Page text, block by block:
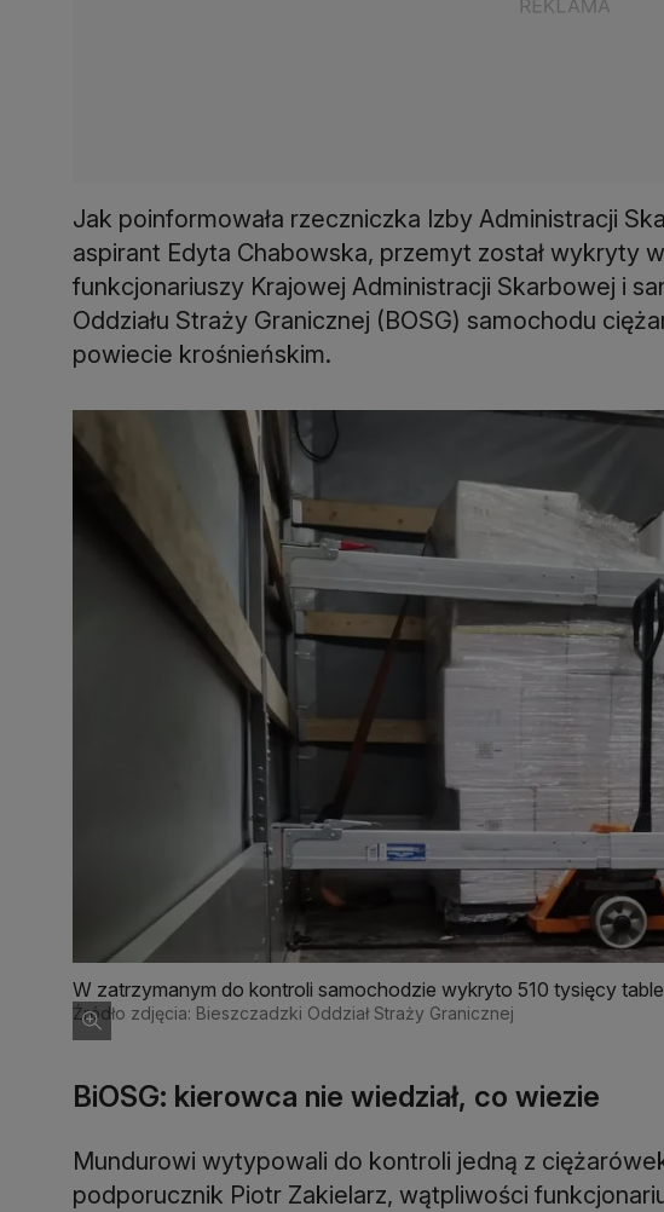
Jak poinformowała rzeczniczka Izby Administracji
aspirant Edyta Chabowska, przemyt został wykryty
funkcjonariuszy Krajowej Administracji Skarbowej i
Oddziału Straży Granicznej (BOSG) samochodu
powiecie krośnieńskim.
W zatrzymanym do kontroli samochodzie wykryto 510 tysięcy
Źródło zdjęcia: Bieszczadzki Oddział Straży Granicznej
BiOSG: kierowca nie wiedział, co wiezie
Mundurowi wytypowali do kontroli jedną z
podporucznik Piotr Zakielarz, wątpliwości